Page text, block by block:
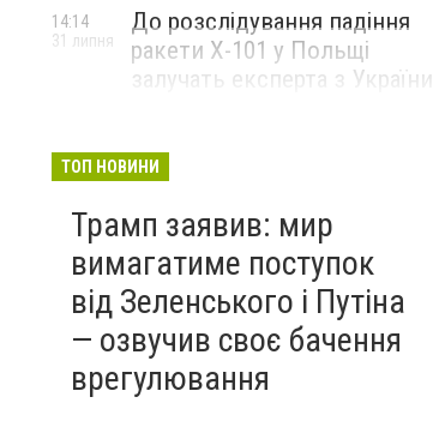
До розслідування падіння
ракети Х-101 у Польщі
залучать експерта з України
14:14
31 липня
ТОП НОВИНИ
Трамп заявив: мир
вимагатиме поступок
від Зеленського і Путіна
— озвучив своє бачення
врегулювання